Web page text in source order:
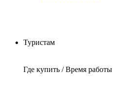
Туристам
Где купить / Время работы